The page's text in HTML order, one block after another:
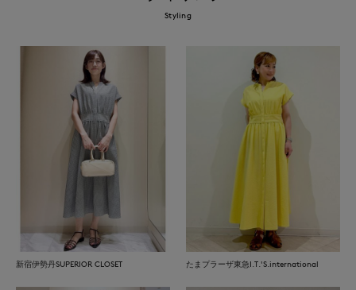
Styling
新宿伊勢丹SUPERIOR CLOSET たまプラーザ東急I.T.'S.international